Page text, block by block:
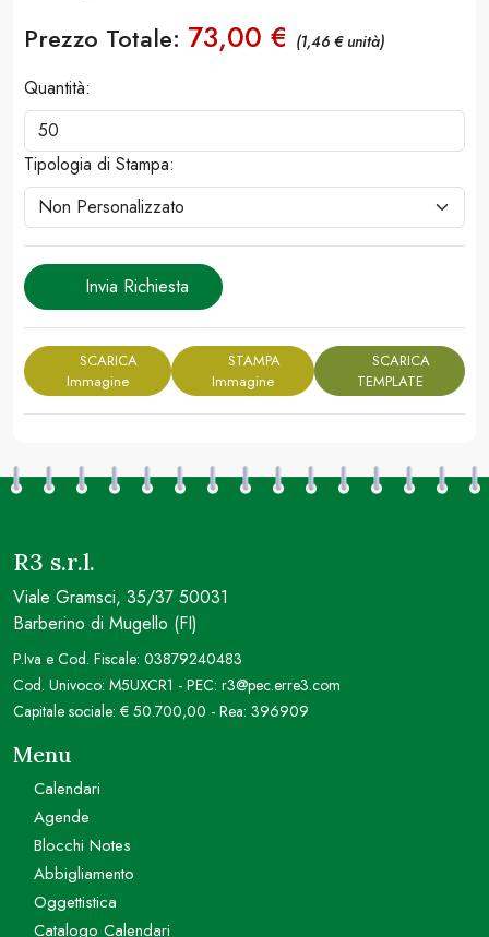
Prezzo Totale: 73,00 € (1,46 € unità)
Quantità:
Tipologia di Stampa:
Invia Richiesta
SCARICA
Immagine
STAMPA
Immagine
SCARICA
TEMPLATE
R3 s.r.l.
Viale Gramsci, 35/37 50031
Barberino di Mugello (FI)
P.Iva e Cod. Fiscale: 03879240483
Cod. Univoco: M5UXCR1 - PEC: r3@pec.erre3.com
Capitale sociale: € 50.700,00 - Rea: 396909
Menu
Calendari
Agende
Blocchi Notes
Abbigliamento
Oggettistica
Catalogo Calendari